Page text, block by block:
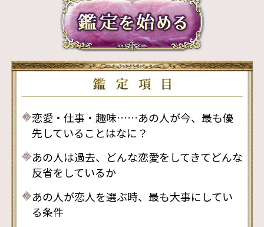
恋愛・仕事・趣味……あの人が今、最も優
先していることはなに？
あの人は過去、どんな恋愛をしてきてどんな
反省をしているか
あの人が恋人を選ぶ時、最も大事にしてい
る条件